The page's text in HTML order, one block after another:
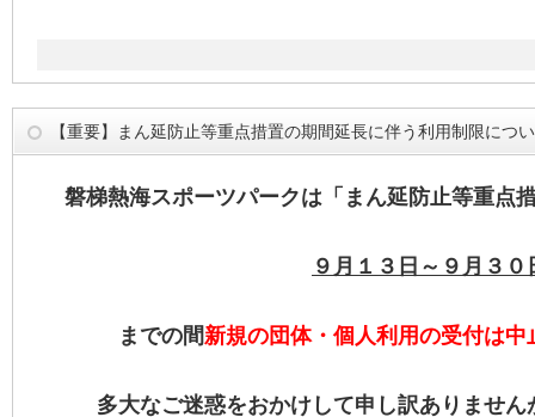
【重要】まん延防止等重点措置の期間延長に伴う利用制限につ
磐梯熱海スポーツパークは「まん延防止等重点
９月１３日～９月３０
までの間新規の団体・個人利用の受付は中
多大なご迷惑をおかけして申し訳ありません